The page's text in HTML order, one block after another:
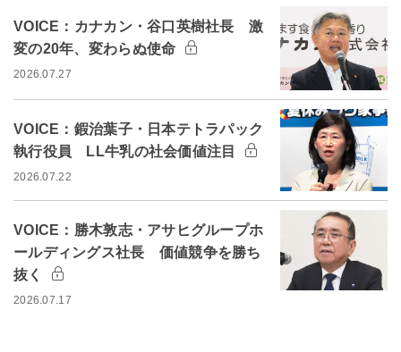
VOICE：カナカン・谷口英樹社長 激
変の20年、変わらぬ使命
2026.07.27
VOICE：鍜治葉子・日本テトラパック
執行役員 LL牛乳の社会価値注目
2026.07.22
VOICE：勝木敦志・アサヒグループホ
ールディングス社長 価値競争を勝ち
抜く
2026.07.17